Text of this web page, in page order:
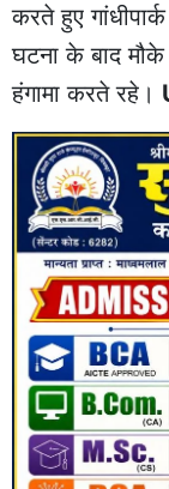
करते हुए
घटना के बाद
हंगामा करते रहे।